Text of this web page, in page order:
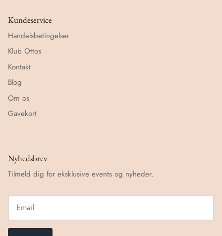
Kundeservice
Handelsbetingelser
Klub Ottos
Kontakt
Blog
Om os
Gavekort
Nyhedsbrev
Tilmeld dig for eksklusive events og nyheder.